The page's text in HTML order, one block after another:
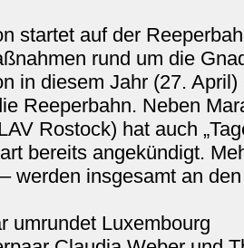
startet auf der
rund um die
in diesem Jahr (27.
Reeperbahn. Neben
Rostock) hat auch
bereits angekündigt.
werden insgesamt an
umrundet Luxembourg